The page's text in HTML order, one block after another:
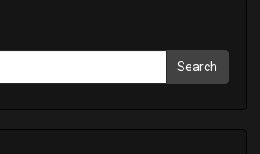
Search